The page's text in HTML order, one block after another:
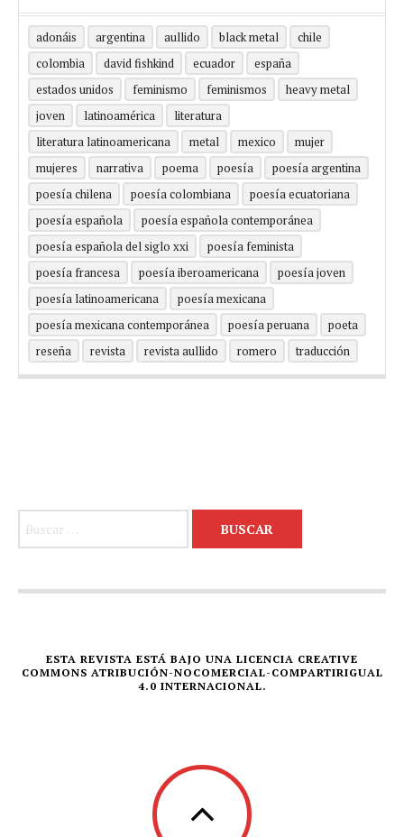
adonáis argentina aullido black metal
chile
colombia
david fishkind ecuador
españa
estados unidos
feminismo feminismos
heavy metal
joven
latinoamérica
literatura
literatura latinoamericana
metal mexico
mujer
mujeres
narrativa poema poesía
poesía argentina
poesía chilena
poesía colombiana
poesía ecuatoriana
poesía española
poesía española contemporánea
poesía española del siglo xxi
poesía feminista
poesía francesa
poesía iberoamericana
poesía joven
poesía latinoamericana
poesía mexicana
poesía mexicana contemporánea
poesía peruana
poeta
reseña
revista revista aullido romero traducción
ESTA REVISTA ESTÁ BAJO UNA LICENCIA CREATIVE
COMMONS ATRIBUCIÓN-NOCOMERCIAL-COMPARTIRIGUAL
4.0 INTERNACIONAL.